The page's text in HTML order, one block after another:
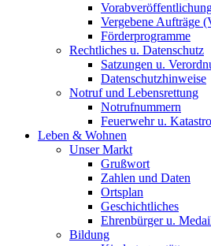
Vergebene Aufträge
Förderprogramme
Rechtliches u. Datenschutz
Satzungen u.
Datenschutzhinweise
Notruf und Lebensrettung
Notrufnummern
Feuerwehr u.
Leben & Wohnen
Unser Markt
Grußwort
Zahlen und Daten
Ortsplan
Geschichtliches
Ehrenbürger u.
Bildung